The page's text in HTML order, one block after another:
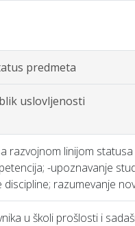
predmeta
uslovljenosti
razvojnom linijom
-upoznavanje
razumevanje
u školi prošlosti i